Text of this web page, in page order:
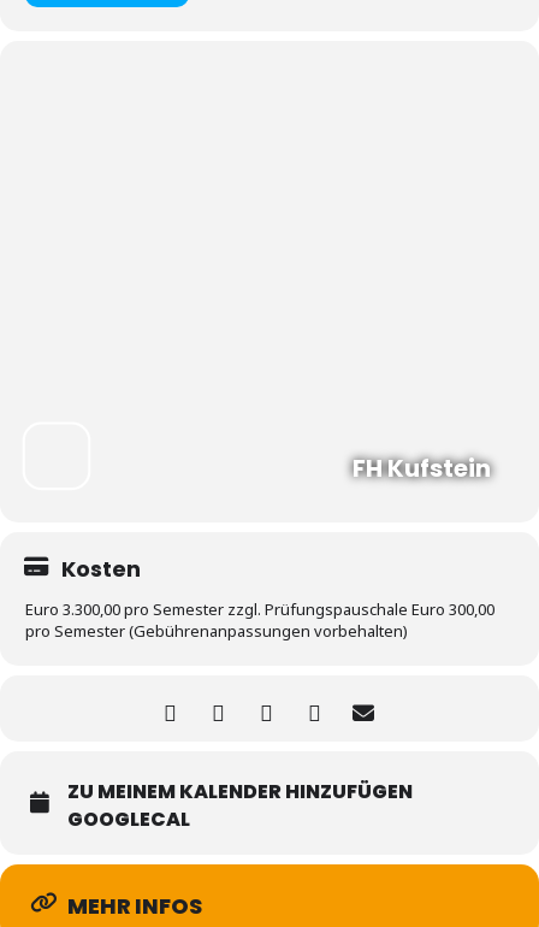
FH Kufstein
Kosten
Euro 3.300,00 pro Semester zzgl. Prüfungspauschale Euro 300,00
pro Semester (Gebührenanpassungen vorbehalten)
ZU MEINEM KALENDER HINZUFÜGEN
GOOGLECAL
MEHR INFOS